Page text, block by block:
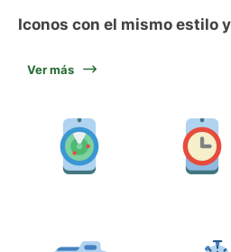
Iconos con el mismo estilo
Ver más